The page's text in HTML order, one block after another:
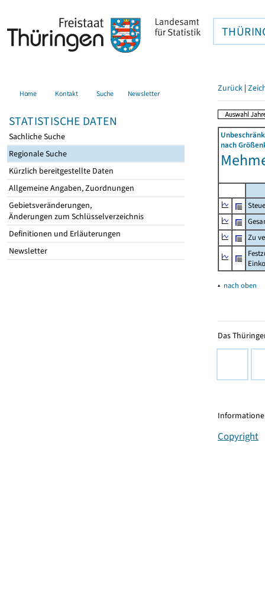
Home Kontakt Suche Newsletter
STATISTISCHE DATEN
Sachliche Suche
Regionale Suche
Kürzlich bereitgestellte Daten
Allgemeine Angaben, Zuordnungen
Gebietsveränderungen,
Änderungen zum Schlüsselverzeichnis
Definitionen und Erläuterungen
Newsletter
Zurück |
nach
Zu
▴ nach oben
Das
Copyright